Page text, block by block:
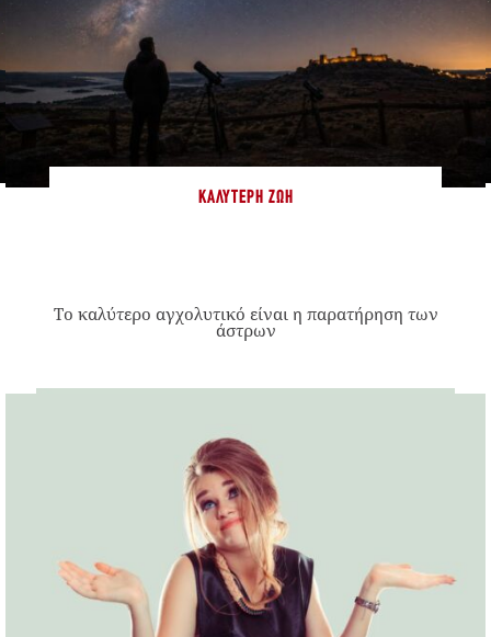
ΚΑΛΎΤΕΡΗ ΖΩΉ
Το καλύτερο αγχολυτικό είναι η παρατήρηση των
άστρων